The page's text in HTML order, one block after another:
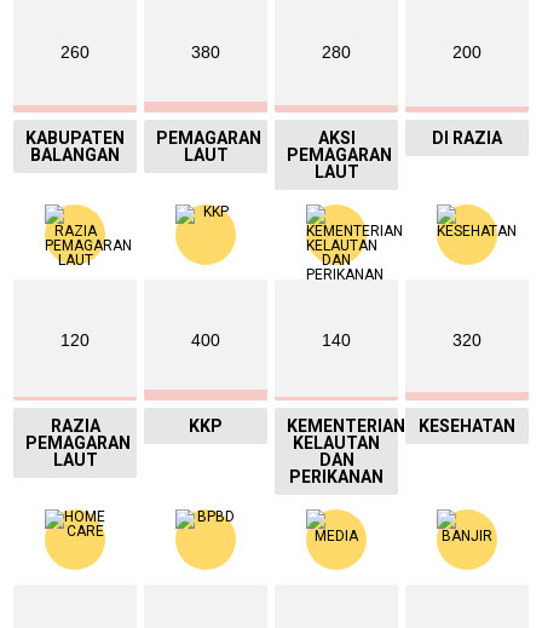
260
KABUPATEN
BALANGAN
380
PEMAGARAN
LAUT
280
AKSI
PEMAGARAN
LAUT
200
DI RAZIA
120
RAZIA
PEMAGARAN
LAUT
400
KKP
140
KEMENTERIAN
KELAUTAN
DAN
PERIKANAN
320
KESEHATAN